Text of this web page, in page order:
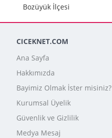
Bozüyük İlçesi
CICEKNET.COM
Ana Sayfa
Hakkımızda
Bayimiz Olmak İster misiniz?
Kurumsal Üyelik
Güvenlik ve Gizlilik
Medya Mesaj